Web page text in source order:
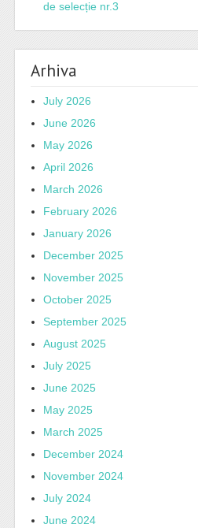
de selecție nr.3
Arhiva
July 2026
June 2026
May 2026
April 2026
March 2026
February 2026
January 2026
December 2025
November 2025
October 2025
September 2025
August 2025
July 2025
June 2025
May 2025
March 2025
December 2024
November 2024
July 2024
June 2024